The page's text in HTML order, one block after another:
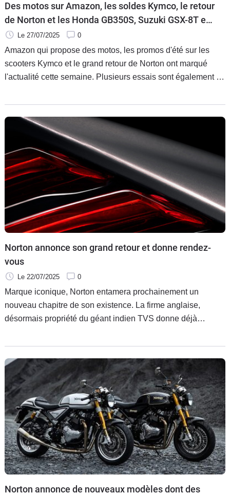
Des motos sur Amazon, les soldes Kymco, le retour
de Norton et les Honda GB350S, Suzuki GSX-8T et
GSX-8TT à l'essai
Le 27/07/2025 0
Amazon qui propose des motos, les promos d'été sur les
scooters Kymco et le grand retour de Norton ont marqué
l'actualité cette semaine. Plusieurs essais sont également à
nouvelles Suzuki GSX-8T et GSX-8TT.
Norton annonce son grand retour et donne rendez-
vous
Le 22/07/2025 0
Marque iconique, Norton entamera prochainement un
nouveau chapitre de son existence. La firme anglaise,
désormais propriété du géant indien TVS donne déjà
Norton annonce de nouveaux modèles dont des